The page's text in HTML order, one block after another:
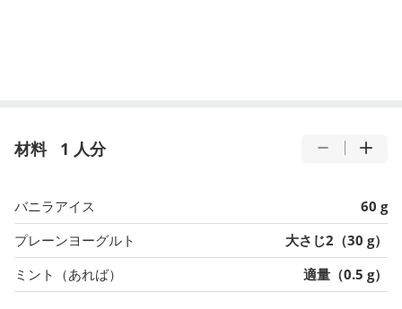
材料 1 人分
バニラアイス
60 g
プレーンヨーグルト
大さじ2（30 g）
ミント（あれば）
適量（0.5 g）